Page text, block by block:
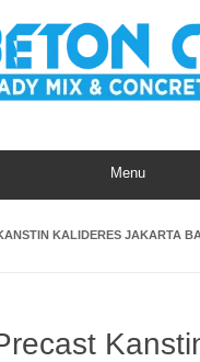
Menu
KALIDERES JAKARTA